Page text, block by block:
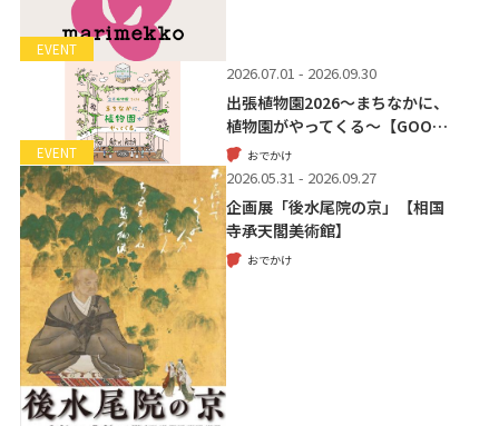
EVENT
EVENT
2026.07.01 - 2026.09.30
出張植物園2026～まちなかに、
植物園がやってくる～【GOO…
おでかけ
2026.05.31 - 2026.09.27
企画展「後水尾院の京」【相国
寺承天閣美術館】
おでかけ